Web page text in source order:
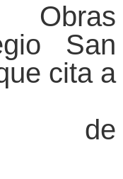
Obras
San
cita a
de